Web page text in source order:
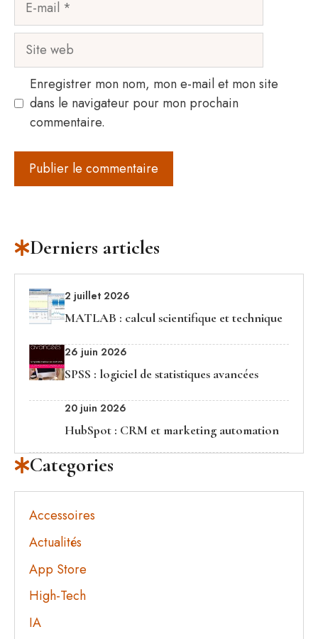
mail
Site
web
Enregistrer mon nom, mon e-mail et mon site
dans le navigateur pour mon prochain
commentaire.
Derniers articles
2 juillet 2026
MATLAB : calcul scientifique et technique
26 juin 2026
SPSS : logiciel de statistiques avancées
20 juin 2026
HubSpot : CRM et marketing automation
Categories
Accessoires
Actualités
App Store
High-Tech
IA